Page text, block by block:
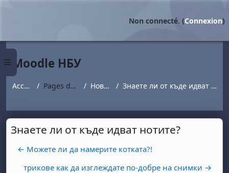
Panneau latéral
Non connecté. (Connexion)
Moodle НБУ
Accueil Pages du site Новини Знаете ли от къде идват нотите?
Знаете ли от къде идват нотите?
← Можете ли да намерите котката?!
трикове как да изглеждате по-добре на снимки →